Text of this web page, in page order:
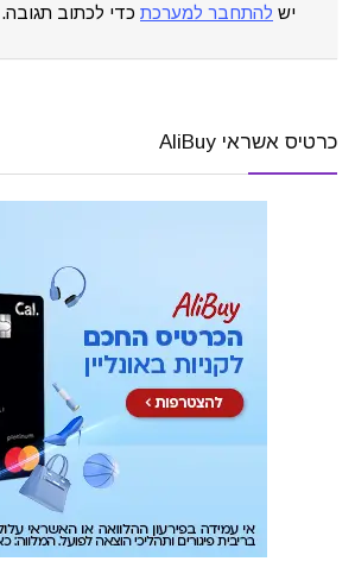
יש להתחבר למערכת כדי לכתוב תגובה.
כרטיס אשראי AliBuy